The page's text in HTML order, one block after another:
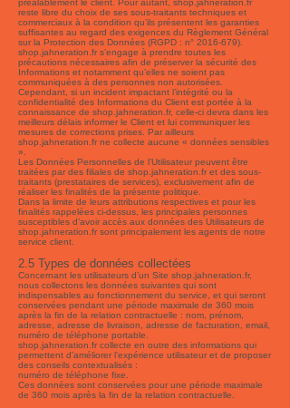
préalablement le client. Pour autant, shop.jahneration.fr
reste libre du choix de ses sous-traitants techniques et
commerciaux à la condition qu’ils présentent les garanties
suffisantes au regard des exigences du Règlement Général
sur la Protection des Données (RGPD : n° 2016-679)
shop.jahneration.fr s’engage à prendre toutes les
précautions nécessaires afin de préserver la sécurité des
Informations et notamment qu’elles ne soient pas
communiquées à des personnes non autorisées.
Cependant, si un incident impactant l’intégrité ou la
confidentialité des Informations du Client est portée à la
connaissance de shop.jahneration.fr, celle-ci devra dans les
meilleurs délais informer le Client et lui communiquer les
mesures de corrections prises. Par ailleurs
shop.jahneration.fr ne collecte aucune « données sensibles
».
Les Données Personnelles de l’Utilisateur peuvent être
traitées par des filiales de shop.jahneration.fr et des sous-
traitants (prestataires de services), exclusivement afin de
réaliser les finalités de la présente politique.
Dans la limite de leurs attributions respectives et pour les
finalités rappelées ci-dessus, les principales personnes
susceptibles d’avoir accès aux données des Utilisateurs de
shop.jahneration.fr sont principalement les agents de notre
service client.
2.5 Types de données collectées
Concernant les utilisateurs d’un Site shop.jahneration.fr,
nous collectons les données suivantes qui sont
indispensables au fonctionnement du service, et qui seront
conservées pendant une période maximale de 360 mois
après la fin de la relation contractuelle : nom, prénom,
adresse, adresse de livraison, adresse de facturation, email,
numéro de téléphone portable.
shop.jahneration.fr collecte en outre des informations qui
permettent d’améliorer l’expérience utilisateur et de proposer
des conseils contextualisés :
numéro de téléphone fixe.
Ces données sont conservées pour une période maximale
de 360 mois après la fin de la relation contractuelle.